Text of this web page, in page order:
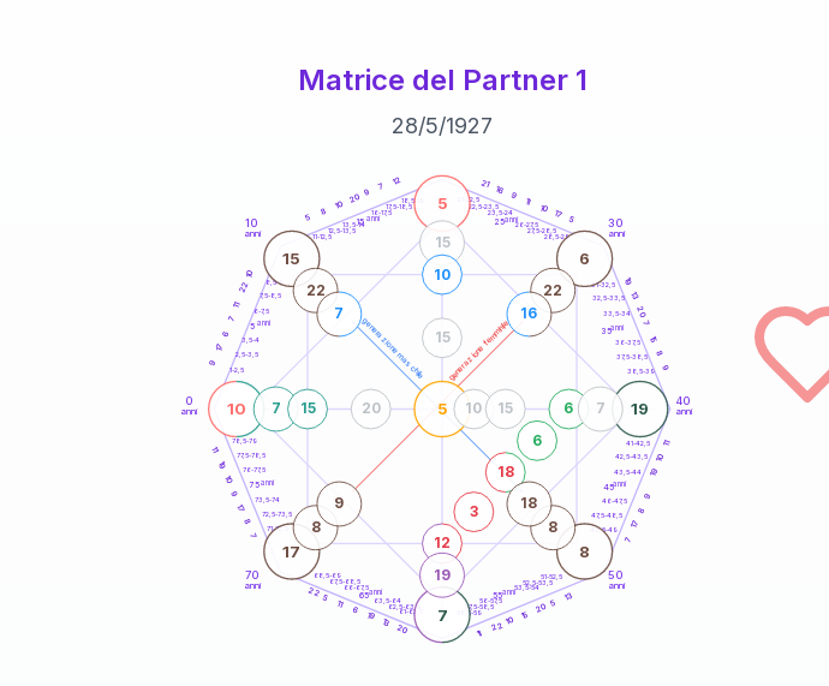
Matrice del Partner 1
28/5/1927
generazione maschile generazione femminile
0
anni
10
anni
30
anni
40
anni
50
anni
70
anni
1-2,5
2,5-3,5
3,5-4
6-7,5
7,5-8,5
8,5-9
11-12,5
12,5-13,5
13,5-14
16-17,5
17,5-18,5
18,5-19
21-22,5
22,5-23,5
23,5-24
26-27,5
27,5-28,5
28,5-29
31-32,5
32,5-33,5
33,5-34
36-37,5
37,5-38,5
38,5-39
41-42,5
42,5-43,5
43,5-44
46-47,5
47,5-48,5
48,5-49
51-52,5
52,5-53,5
53,5-54
56-57,5
57,5-58,5
58,5-59
61-62,5
62,5-63,5
63,5-64
66-67,5
67,5-68,5
68,5-69
71-72,5
72,5-73,5
73,5-74
76-77,5
77,5-78,5
78,5-79
9
17
6
7
11
22
10
5
8
10
20 9
7
12 21 16
9
11
10 17
5
19
13
20
7
15
8
9
11
10
19
9
8
17
7
13
5
20
15
10
22
11
20
13
19
6
11
5
22
7
8
17
9
10
19
11
10
5
19
7
5
15 6
17 8
12
3
18
6
6
7
15
7
19
15
10
10 15
20
15
22
7
22
16
8
9
8
18
5 anni
15 anni 25anni
35anni
45anni
55anni
65anni
75anni